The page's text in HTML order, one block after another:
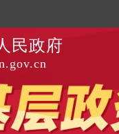
民政府